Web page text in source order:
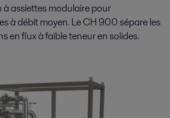
assiettes modulaire pour
à débit moyen. Le CH 900 sépare les
en flux à faible teneur en solides.